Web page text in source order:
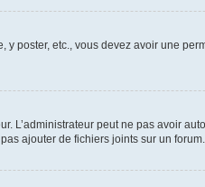
poster, etc., vous devez avoir une
L’administrateur peut ne pas avoir
ajouter de fichiers joints sur un forum.